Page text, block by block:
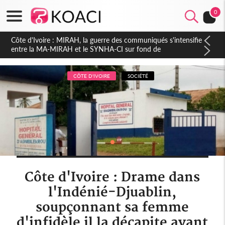
0
Côte d'Ivoire : Indépendance 2026, Thiam plaide pour un
environnement démocratique plus apaisé
CÔTE D'IVOIRE SOCIÉTÉ
Côte d'Ivoire : Drame dans
l'Indénié-Djuablin,
soupçonnant sa femme